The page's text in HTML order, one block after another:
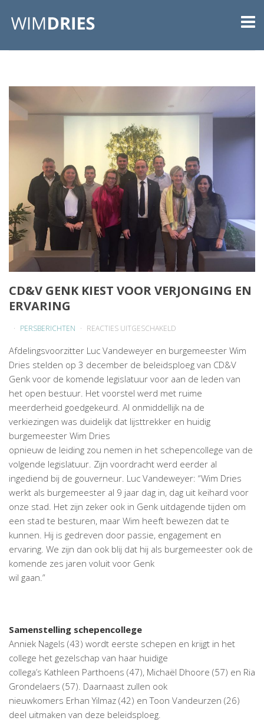
CD&V GENK KIEST VOOR VERJONGING EN
ERVARING
PERSBERICHTEN REACTIES UITGESCHAKELD
GENK
KIEST
VOOR
VERJONGING
EN
ERVARING
Afdelingsvoorzitter Luc Vandeweyer en burgemeester Wim
Dries stelden op 3 december de beleidsploeg van CD&V
Genk voor de komende legislatuur voor aan de leden van
het open bestuur. Het voorstel werd met ruime
meerderheid goedgekeurd. Al onmiddellijk na de
verkiezingen was duidelijk dat lijsttrekker en huidig
burgemeester Wim Dries
opnieuw de leiding zou nemen in het schepencollege van de
volgende legislatuur. Zijn voordracht werd eerder al
ingediend bij de gouverneur. Luc Vandeweyer: “Wim Dries
werkt als burgemeester al 9 jaar dag in, dag uit keihard voor
onze stad. Het zijn zeker ook in Genk uitdagende tijden om
een stad te besturen, maar Wim heeft bewezen dat te
kunnen. Hij is gedreven door passie, engagement en
ervaring. We zijn dan ook blij dat hij als burgemeester ook de
komende zes jaren voluit voor Genk
wil gaan.”
Samenstelling schepencollege
Anniek Nagels (43) wordt eerste schepen en krijgt in het
college het gezelschap van haar huidige
collega’s Kathleen Parthoens (47), Michaël Dhoore (57) en Ria
Grondelaers (57). Daarnaast zullen ook
nieuwkomers Erhan Yilmaz (42) en Toon Vandeurzen (26)
deel uitmaken van deze beleidsploeg.